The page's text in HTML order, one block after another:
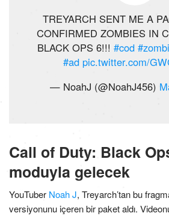
TREYARCH SENT ME A
CONFIRMED ZOMBIES IN
BLACK OPS 6!!! #cod
#ad pic.twitter.com/
— NoahJ (@NoahJ456)
Call of Duty: Black
moduyla gelecek
YouTuber Noah J, Treyarch’tan bu
versiyonunu içeren bir paket aldı.